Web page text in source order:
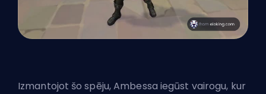
Izmantojot šo spēju, Ambessa iegūst vairogu, kur